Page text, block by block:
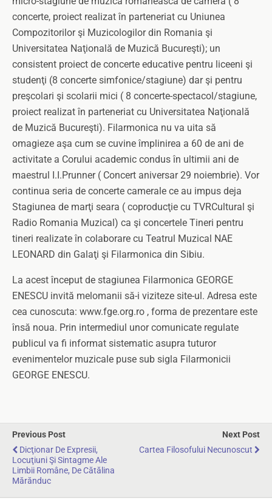
concerte, proiect realizat în parteneriat cu Uniunea
Compozitorilor şi Muzicologilor din Romania şi
Universitatea Naţională de Muzică Bucureşti); un
consistent proiect de concerte educative pentru liceeni şi
studenţi (8 concerte simfonice/stagiune) dar şi pentru
preşcolari şi scolarii mici ( 8 concerte-spectacol/stagiune,
proiect realizat în parteneriat cu Universitatea Naţională
de Muzică Bucureşti). Filarmonica nu va uita să
omagieze aşa cum se cuvine împlinirea a 60 de ani de
activitate a Corului academic condus în ultimii ani de
maestrul I.I.Prunner ( Concert aniversar 29 noiembrie). Vor
continua seria de concerte camerale ce au impus deja
Stagiunea de marţi seara ( coproducţie cu TVRCultural şi
Radio Romania Muzical) ca şi concertele Tineri pentru
tineri realizate în colaborare cu Teatrul Muzical NAE
LEONARD din Galaţi şi Filarmonica din Sibiu.
La acest început de stagiunea Filarmonica GEORGE
ENESCU invită melomanii să-i viziteze site-ul. Adresa este
cea cunoscuta: www.fge.org.ro , forma de prezentare este
însă noua. Prin intermediul unor comunicate regulate
publicul va fi informat sistematic asupra tuturor
evenimentelor muzicale puse sub sigla Filarmonicii
GEORGE ENESCU.
Previous Post
Dicţionar De Expresii,
Locuţiuni Şi Sintagme Ale
Limbii Române, De Cătălina
Mărănduc
Next Post
Cartea Filosofului Necunoscut